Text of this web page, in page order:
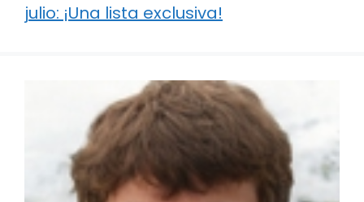
julio: ¡Una lista exclusiva!